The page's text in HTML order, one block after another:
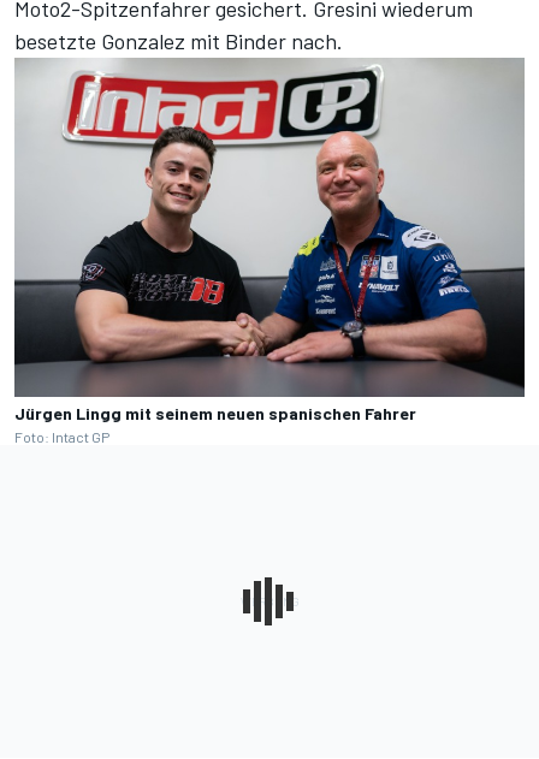
Moto2-Spitzenfahrer gesichert. Gresini wiederum
besetzte Gonzalez mit Binder nach.
Jürgen Lingg mit seinem neuen spanischen Fahrer
Foto: Intact GP